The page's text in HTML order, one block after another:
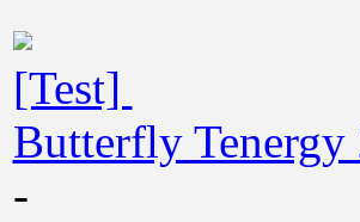
[Test]
Butterfly Tenergy
-